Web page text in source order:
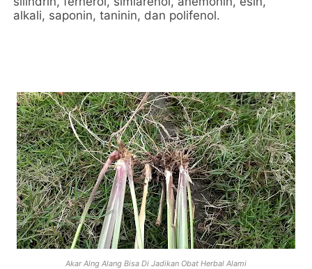
alkali, saponin, taninin, dan polifenol.
Akar Alng Alang Bisa Di Jadikan Obat Herbal Alami